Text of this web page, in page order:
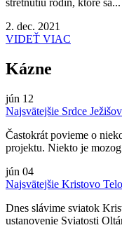
stretnutiu rodín, ktoré sa...
2. dec. 2021
VIDEŤ VIAC
Kázne
jún 12
Najsvätejšie Srdce
Častokrát povieme o
projektu. Niekto je
jún 04
Najsvätejšie Kristovo
Dnes slávime sviatok
ustanovenie Sviatosti